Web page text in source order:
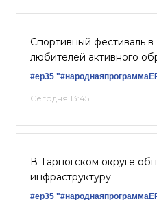
Спортивный фестиваль
любителей активного
#ер35
Сегодня 13:45
В Тарногском округе
инфраструктуру
#ер35